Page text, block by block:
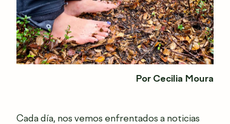
Por Cecilia Moura
Cada día, nos vemos enfrentados a noticias